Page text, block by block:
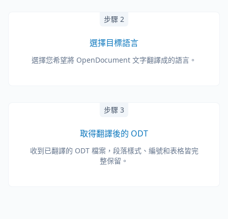
步驟 2
選擇目標語言
選擇您希望將 OpenDocument 文字翻譯成的語言。
步驟 3
取得翻譯後的 ODT
收到已翻譯的 ODT 檔案，段落樣式、編號和表格皆完
整保留。